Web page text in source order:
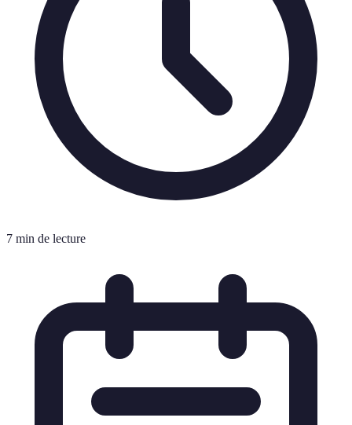
7 min de lecture